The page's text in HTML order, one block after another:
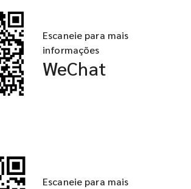
Escaneie para mais
informações
WeChat
Escaneie para mais